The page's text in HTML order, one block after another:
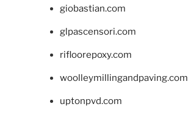
giobastian.com
glpascensori.com
rifloorepoxy.com
woolleymillingandpaving.com
uptonpvd.com